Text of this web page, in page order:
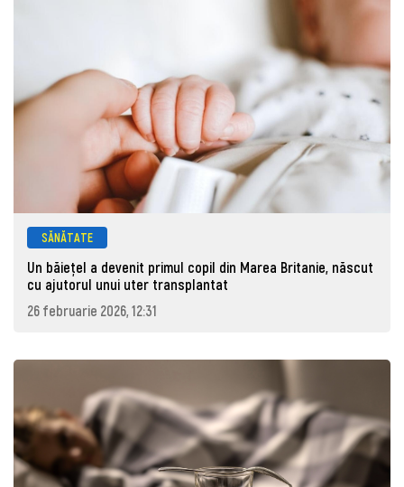
SĂNĂTATE
Un băiețel a devenit primul copil din Marea Britanie, născut
cu ajutorul unui uter transplantat
26 februarie 2026, 12:31